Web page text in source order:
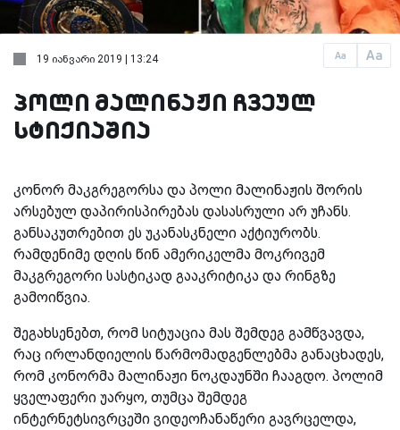
Aa Aa
19 იანვარი 2019 | 13:24
პოლი მალინაჟი ჩვეულ
სტიქიაშია
კონორ მაკგრეგორსა და პოლი მალინაჟის შორის
არსებულ დაპირისპირებას დასასრული არ უჩანს.
განსაკუთრებით ეს უკანასკნელი აქტიურობს.
რამდენიმე დღის წინ ამერიკელმა მოკრივემ
მაკგრეგორი სასტიკად გააკრიტიკა და რინგზე
გამოიწვია.
შეგახსენებთ, რომ სიტუაცია მას შემდეგ გამწვავდა,
რაც ირლანდიელის წარმომადგენლებმა განაცხადეს,
რომ კონორმა მალინაჟი ნოკდაუნში ჩააგდო. პოლიმ
ყველაფერი უარყო, თუმცა შემდეგ
ინტერნეტსივრცეში ვიდეოჩანაწერი გავრცელდა,